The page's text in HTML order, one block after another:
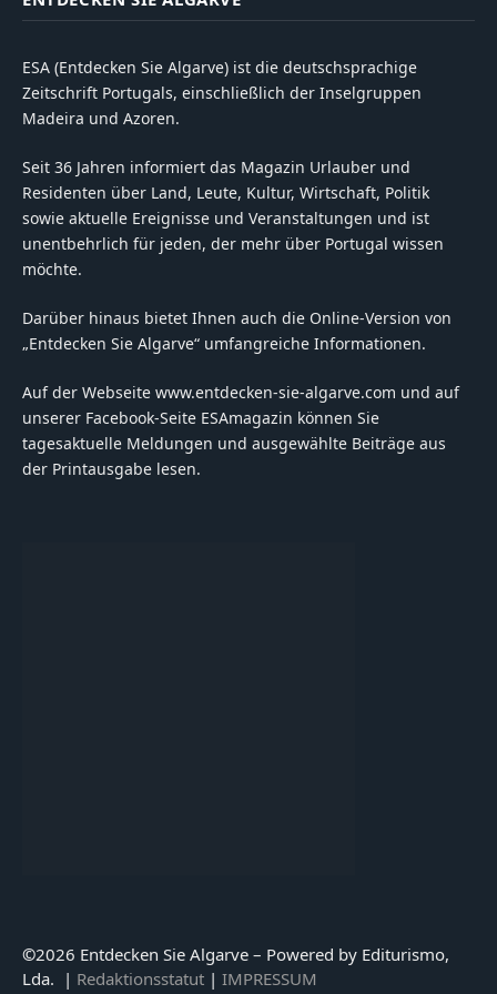
ESA (Entdecken Sie Algarve) ist die deutschsprachige
Zeitschrift Portugals, einschließlich der Inselgruppen
Madeira und Azoren.
Seit 36 Jahren informiert das Magazin Urlauber und
Residenten über Land, Leute, Kultur, Wirtschaft, Politik
sowie aktuelle Ereignisse und Veranstaltungen und ist
unentbehrlich für jeden, der mehr über Portugal wissen
möchte.
Darüber hinaus bietet Ihnen auch die Online-Version von
„Entdecken Sie Algarve“ umfangreiche Informationen.
Auf der Webseite www.entdecken-sie-algarve.com und auf
unserer Facebook-Seite ESAmagazin können Sie
tagesaktuelle Meldungen und ausgewählte Beiträge aus
der Printausgabe lesen.
©2026 Entdecken Sie Algarve – Powered by Editurismo,
Lda. | Redaktionsstatut | IMPRESSUM